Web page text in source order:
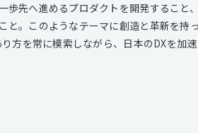
歩先へ進めるプロダクトを開発すること
と。このようなテーマに創造と革新を持
方を常に模索しながら、日本のDXを加